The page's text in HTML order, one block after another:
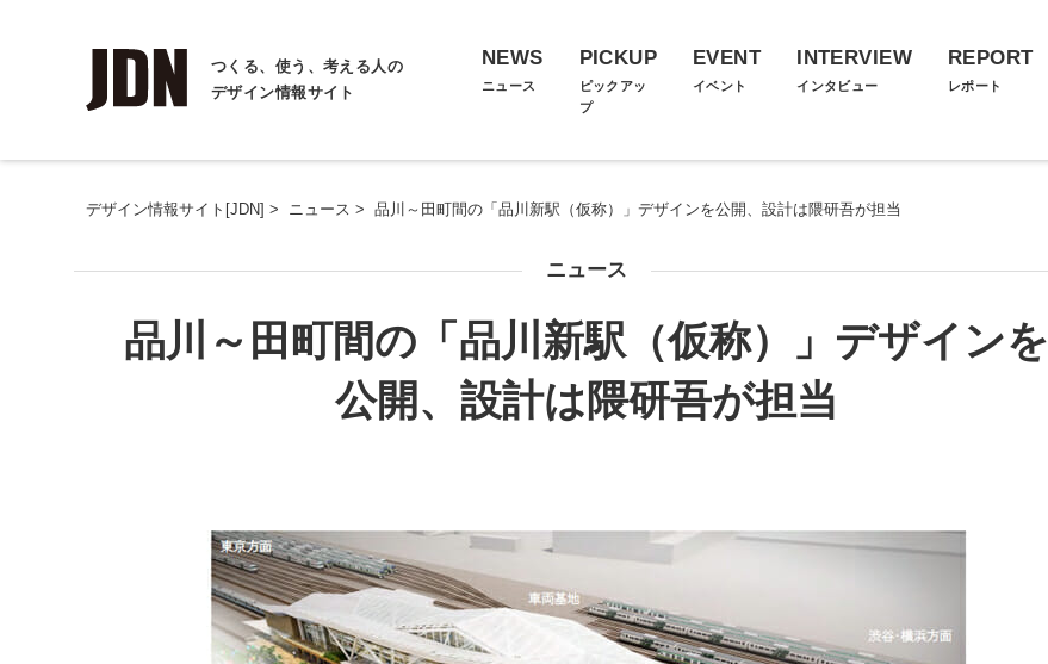
つくる、使う、考える人の
デザイン情報サイト
NEWS
ニュース
PICKUP
ピックアッ
プ
EVENT
イベント
INTERVIEW
インタビュー
REPORT
レポート
デザイン情報サイト[JDN] > ニュース > 品川～田町間の「品川新駅（仮称）」デザインを公開、設計は隈研吾が担当
ニュース
品川～田町間の「品川新駅（仮称）」デザインを
公開、設計は隈研吾が担当